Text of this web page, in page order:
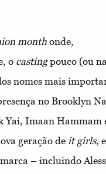
month onde,
o castingpouco (ou
nomes mais
no Brooklyn
Yai, Imaan Hammam
geração deit girls,
– incluindo